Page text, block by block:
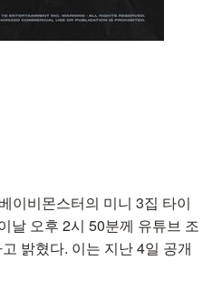
이비몬스터의 미니 3집 타이
날 오후 2시 50분께 유튜브 조
밝혔다. 이는 지난 4일 공개